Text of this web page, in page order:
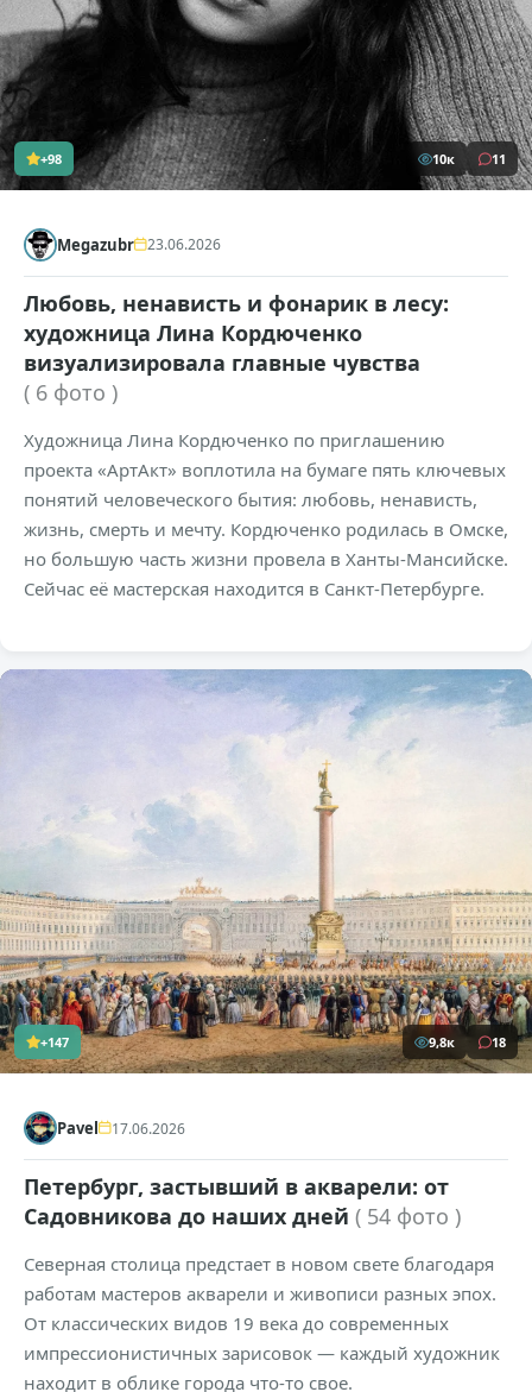
+98 10к 11
Megazubr 23.06.2026
Любовь, ненависть и фонарик в лесу:
художница Лина Кордюченко
визуализировала главные чувства
( 6 фото )
Художница Лина Кордюченко по приглашению
проекта «АртАкт» воплотила на бумаге пять ключевых
понятий человеческого бытия: любовь, ненависть,
жизнь, смерть и мечту. Кордюченко родилась в Омске,
но большую часть жизни провела в Ханты-Мансийске.
Сейчас её мастерская находится в Санкт-Петербурге.
+147 9,8к 18
Pavel 17.06.2026
Петербург, застывший в акварели: от
Садовникова до наших дней ( 54 фото )
Северная столица предстает в новом свете благодаря
работам мастеров акварели и живописи разных эпох.
От классических видов 19 века до современных
импрессионистичных зарисовок — каждый художник
находит в облике города что-то свое.